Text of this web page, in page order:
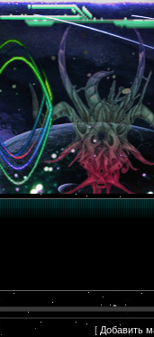
[ Добавить